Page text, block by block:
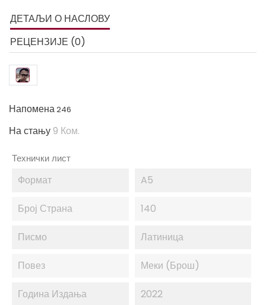
ДЕТАЉИ О НАСЛОВУ
РЕЦЕНЗИЈЕ (0)
Напомена246
На стању 9 Ком.
Технички лист
Формат A5
Број Страна 140
Писмо Латиница
Повез Меки (брош)
Година Издања 2022